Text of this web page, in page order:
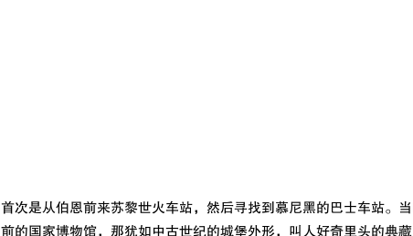
首次是从伯恩前来苏黎世火车站，然后寻找到慕尼黑的巴士车站。
前的国家博物馆，那犹如中古世纪的城堡外形，叫人好奇里头的典藏